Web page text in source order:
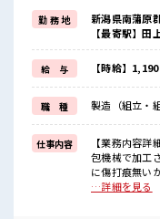
週末は家族や友人と一緒
≪ヘアカラーOKで自由
明るすぎたり奇抜でな
(規定有)≪動きやすい
制服があるので、
毎日の服装の悩み解消♪
≪未経験の方も大カンゲ
新しいことにチャレンジ
しっかり働く環境が整
イチからスキルUP・ス
■職場の雰囲気
派手すぎなければ多少
勤 務 地
新潟県南蒲原
【最寄駅】田
給 与 【時給】
職 種 製造（組立・
仕事内容
【業務内容
包機械で加工
に傷打痕無い
樹脂製品 ■お仕事PR ≪無理なく働ける≫ 場合によってはお願
…詳細を見る